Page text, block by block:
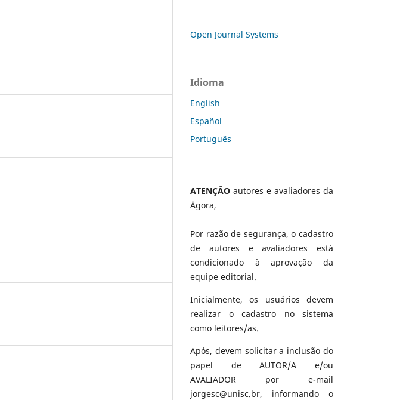
Open Journal Systems
Idioma
English
Español
Português
ATENÇÃO autores e avaliadores da
Ágora,
Por razão de segurança, o cadastro
de autores e avaliadores está
condicionado à aprovação da
equipe editorial.
Inicialmente, os usuários devem
realizar o cadastro no sistema
como leitores/as.
Após, devem solicitar a inclusão do
papel de AUTOR/A e/ou
AVALIADOR por e-mail
jorgesc@unisc.br, informando o